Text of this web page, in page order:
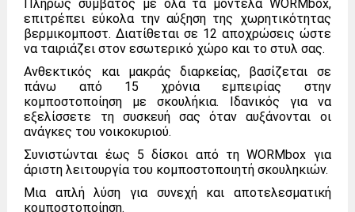
Πλήρως συμβατός με όλα τα μοντέλα WORMbox,
επιτρέπει εύκολα την αύξηση της χωρητικότητας
βερμικομποστ. Διατίθεται σε 12 αποχρώσεις ώστε
να ταιριάζει στον εσωτερικό χώρο και το στυλ σας.
Ανθεκτικός και μακράς διαρκείας, βασίζεται σε
πάνω από 15 χρόνια εμπειρίας στην
κομποστοποίηση με σκουλήκια. Ιδανικός για να
εξελίσσετε τη συσκευή σας όταν αυξάνονται οι
ανάγκες του νοικοκυριού.
Συνιστώνται έως 5 δίσκοι από τη WORMbox για
άριστη λειτουργία του κομποστοποιητή σκουληκιών.
Μια απλή λύση για συνεχή και αποτελεσματική
κομποστοποίηση.